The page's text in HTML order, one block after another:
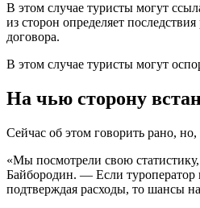
В этом случае туристы могут
из сторон определяет
договора.
В этом случае туристы могут
На чью сторону
Сейчас об этом говорить рано,
«Мы посмотрели свою
Байбородин. — Если туроператор
подтверждая расходы, то шансы